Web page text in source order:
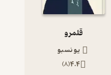
قلمرو
یو نسبو
4.4
(
8
)